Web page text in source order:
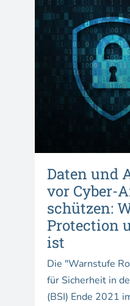
Daten und
vor Cyber-
schützen:
Protection
ist
Die "Warnstufe
für Sicherheit in
(BSI) Ende 2021